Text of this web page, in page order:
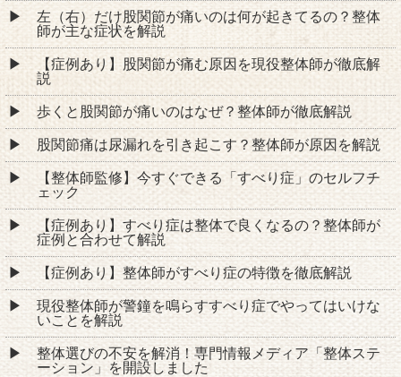
左（右）だけ股関節が痛いのは何が起きてるの？整体
師が主な症状を解説
【症例あり】股関節が痛む原因を現役整体師が徹底解
説
歩くと股関節が痛いのはなぜ？整体師が徹底解説
股関節痛は尿漏れを引き起こす？整体師が原因を解説
【整体師監修】今すぐできる「すべり症」のセルフチ
ェック
【症例あり】すべり症は整体で良くなるの？整体師が
症例と合わせて解説
【症例あり】整体師がすべり症の特徴を徹底解説
現役整体師が警鐘を鳴らすすべり症でやってはいけな
いことを解説
整体選びの不安を解消！専門情報メディア「整体ステ
ーション」を開設しました